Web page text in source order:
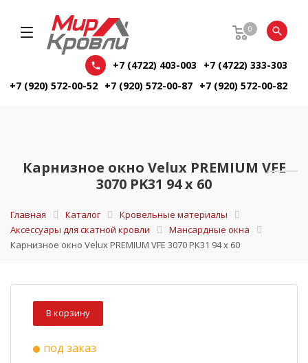
0
+7 (4722) 403-003
+7 (4722) 333-303
+7 (920) 572-00-52 +7 (920) 572-00-87 +7 (920) 572-00-82
Карнизное окно Velux PREMIUM VFE
3070 PK31 94 x 60
Главная Каталог
Кровельные материалы
Аксессуары для скатной кровли
Мансардные окна
Карнизное окно Velux PREMIUM VFE 3070 PK31 94 x 60
В корзину
под заказ